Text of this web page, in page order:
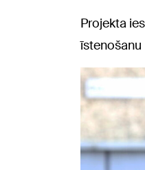
Projekta
īstenošanu